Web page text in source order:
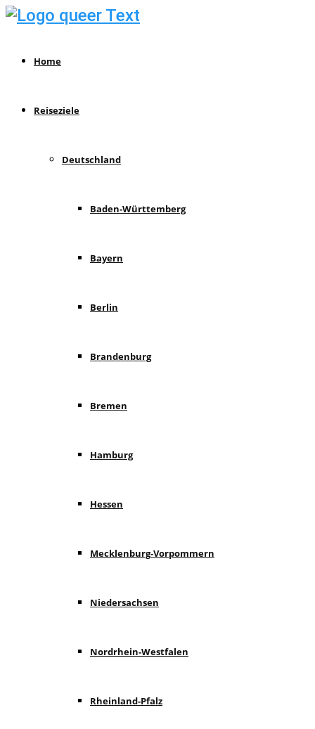
Home
Reiseziele
Deutschland
Baden-Württemberg
Bayern
Berlin
Brandenburg
Bremen
Hamburg
Hessen
Mecklenburg-Vorpommern
Niedersachsen
Nordrhein-Westfalen
Rheinland-Pfalz